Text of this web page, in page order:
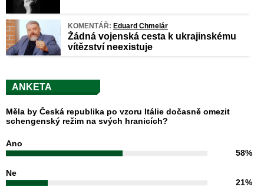
KOMENTÁŘ: Eduard Chmelár
Žádná vojenská cesta k ukrajinskému
vítězství neexistuje
ANKETA
Měla by Česká republika po vzoru Itálie dočasně omezit
schengenský režim na svých hranicích?
Ano
58%
Ne
21%